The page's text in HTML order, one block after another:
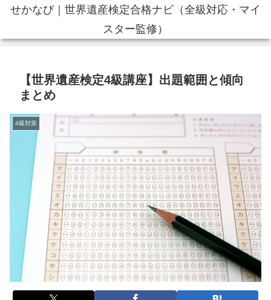
せかなび｜世界遺産検定合格ナビ（全級対応・マイ
スター監修）
【世界遺産検定4級講座】出題範囲と傾向
まとめ
4級対策